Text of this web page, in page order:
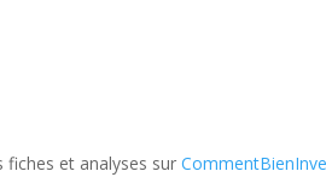
fiches et analyses sur